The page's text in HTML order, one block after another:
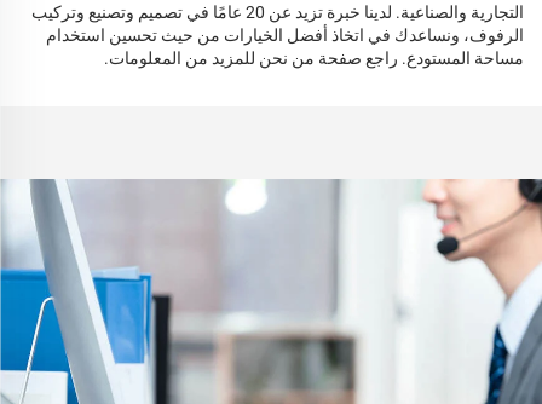
التجارية والصناعية. لدينا خبرة تزيد عن 20 عامًا في تصميم وتصنيع وتركيب
الرفوف، ونساعدك في اتخاذ أفضل الخيارات من حيث تحسين استخدام
مساحة المستودع. راجع صفحة من نحن للمزيد من المعلومات.